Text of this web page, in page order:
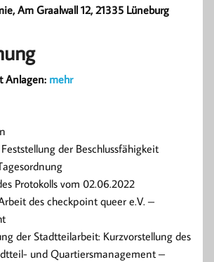
Am Graalwall 12, 21335 Lüneburg
Anlagen: mehr
der Beschlussfähigkeit
Protokolls vom 02.06.2022
des checkpoint queer e.V. –
der Stadtteilarbeit: Kurzvorstellung des
und Quartiersmanagement –